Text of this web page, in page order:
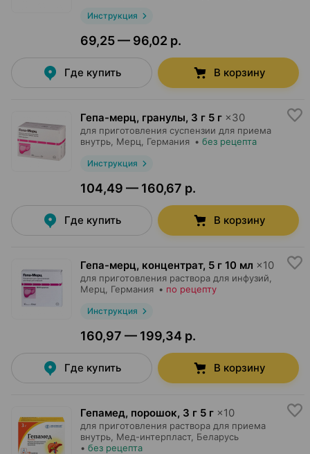
Инструкция
69,25 — 96,02 р.
Где купить В корзину
Гепа-мерц, гранулы, 3 г 5 г ×30
для приготовления суспензии для приема
внутрь, Мерц , Германия • без рецепта
Инструкция
104,49 — 160,67 р.
Где купить В корзину
Гепа-мерц, концентрат, 5 г 10 мл ×10
для приготовления раствора для инфузий,
Мерц , Германия • по рецепту
Инструкция
160,97 — 199,34 р.
Где купить В корзину
Гепамед, порошок, 3 г 5 г ×10
для приготовления раствора для приема
внутрь, Мед-интерпласт, Беларусь
• без рецепта